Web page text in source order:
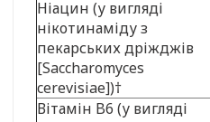
Ніацин (у вигляді
нікотинаміду з
пекарських дріжджів
[Saccharomyces
cerevisiae])†
Вітамін B6 (у вигляді